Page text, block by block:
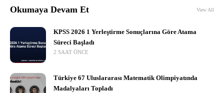
Okumaya Devam Et View All
KPSS 2026 1 Yerleştirme Sonuçlarına Göre Atama
Süreci Başladı
2 SAAT ÖNCE
Türkiye 67 Uluslararası Matematik Olimpiyatında
Madalyaları Topladı